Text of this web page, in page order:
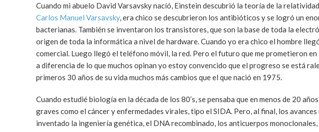
Cuando mi abuelo David Varsavsky nacíó, Einstein descubrió la teoría de la
Carlos Manuel Varsavsky, era chico se descubrieron los antibióticos y se logró un
bacterianas. También se inventaron los transistores, que son la base de toda la
origen de toda la informática a nivel de hardware. Cuando yo era chico el hombre
comercial. Luego llegó el teléfono móvil, la red. Pero el futuro que me prometieron
a diferencia de lo que muchos opinan yo estoy convencido que el progreso se está
primeros 30 años de su vida muchos más cambios que el que nació en 1975.
Cuando estudié biología en la década de los 80’s, se pensaba que en menos de 20
graves como el cáncer y enfermedades virales, tipo el SIDA. Pero, al final, los
inventado la ingeniería genética, el DNA recombinado, los anticuerpos